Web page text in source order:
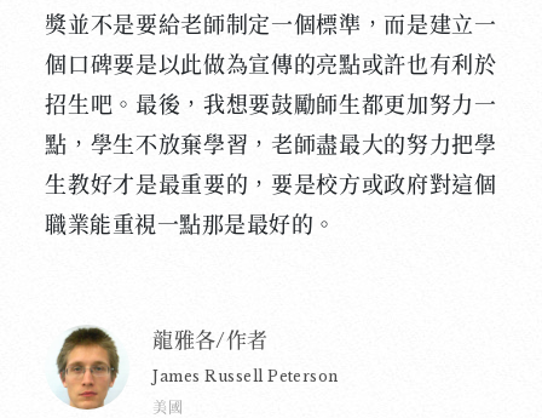
獎並不是要給老師制定一個標準，而是建立一
個口碑要是以此做為宣傳的亮點或許也有利於
招生吧。最後，我想要鼓勵師生都更加努力一
點，學生不放棄學習，老師盡最大的努力把學
生教好才是最重要的，要是校方或政府對這個
職業能重視一點那是最好的。
龍雅各/作者
James Russell Peterson
美國